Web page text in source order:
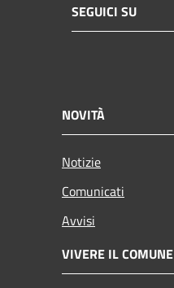
SEGUICI SU
NOVITÀ
Notizie
Comunicati
Avvisi
VIVERE IL COMUNE